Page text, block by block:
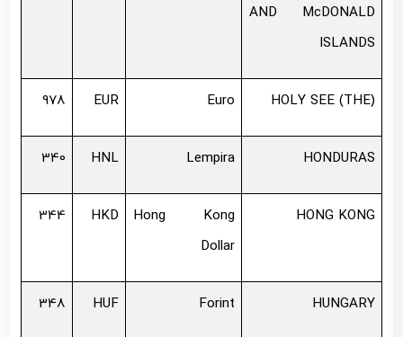
AND McDONALD
ISLANDS
HOLY SEE (THE)
Euro
EUR
978
HONDURAS
Lempira
HNL
340
HONG KONG
Hong Kong
Dollar
HKD
344
HUNGARY
Forint
HUF
348